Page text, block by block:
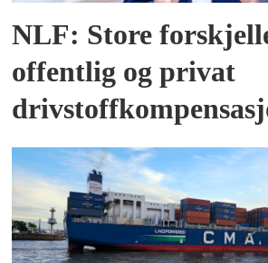
NLF: Store
offentlig og privat